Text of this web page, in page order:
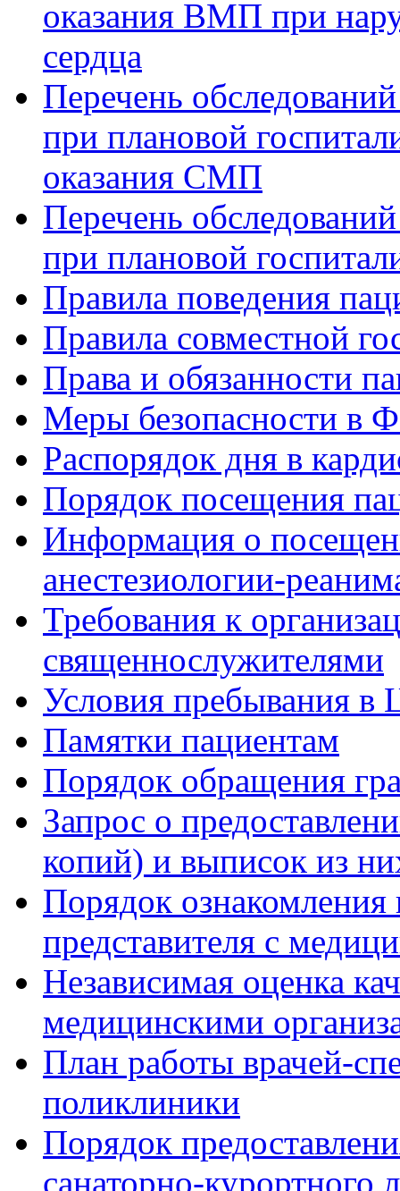
оказания ВМП при
сердца
Перечень
при плановой
оказания СМП
Перечень
при плановой
Правила поведения
Правила совместной
Права и обязанности
Меры безопасности в
Распорядок дня в
Порядок посещения
Информация о
анестезиологии-
Требования к
священнослужителями
Условия пребывания в
Памятки пациентам
Порядок обращения
Запрос о
копий) и выписок из
Порядок ознакомления
представителя с
Независимая оценка
медицинскими
План работы врачей-
поликлиники
Порядок
санаторно-